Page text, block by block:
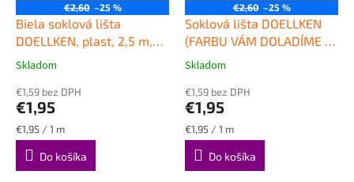
€2,60 –25 %
Biela soklová lišta
DOELLKEN, plast, 2,5 m,
výška 50 mm
DOELLKEN SLK50
Priemerné
produktu
je
5,0
z
hviezdičiek.
Skladom
€1,59 bez DPH
€1,95
Jednotková
cena:
€1,95 / 1 m
Do košíka
€2,60 –25 %
Soklová lišta DOELLKEN
(FARBU VÁM DOLADÍME K
PODLAHE), plast, 2,5 m,
plastová obvodová lišta
DOELLKEN SLK50
Priemerné
produktu
je
4,5
z
hviezdičiek.
Skladom
€1,59 bez DPH
€1,95
Jednotková
cena:
€1,95 / 1 m
Do košíka